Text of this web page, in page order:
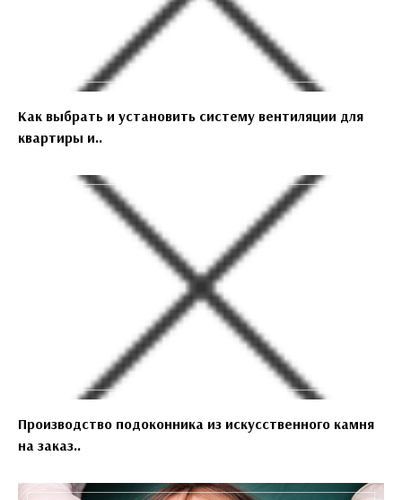
Как выбрать и установить систему вентиляции для
квартиры и..
Производство подоконника из искусственного камня
на заказ..